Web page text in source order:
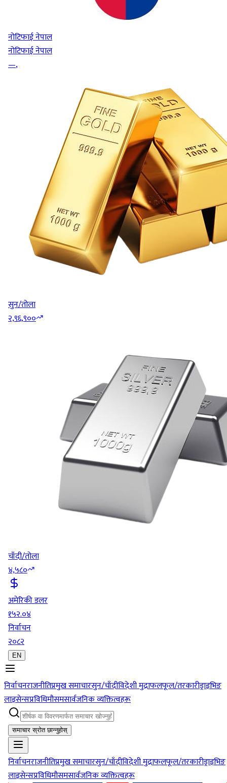
नोटिफाई नेपाल
नोटिफाई नेपाल
—,
सुन/तोला
२,९६,९००
चाँदी/तोला
४,५८०
अमेरिकी डलर
१५२.०४
निर्वाचन
२०८२
EN
निर्वाचनराजनीतिप्रमुख समाचारसुन/चाँदीविदेशी मुद्राफलफूल/तरकारीड्राइभिङ
लाइसेन्सप्रविधिमौसमसार्वजनिक व्यक्तित्वहरू
समाचार स्रोत छान्नुहोस्
निर्वाचनराजनीतिप्रमुख समाचारसुन/चाँदीविदेशी मुद्राफलफूल/तरकारीड्राइभिङ
लाइसेन्सप्रविधिमौसमसार्वजनिक व्यक्तित्वहरू